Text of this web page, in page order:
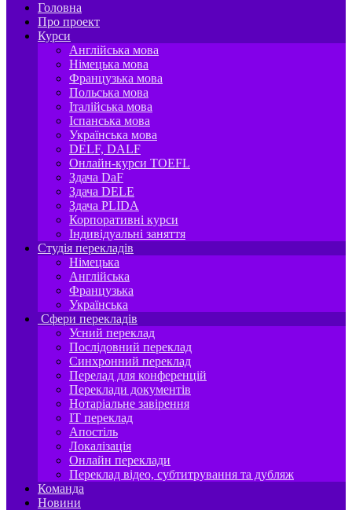
Головна
Про проект
Курси
Англійська мова
Німецька мова
Французька мова
Польська мова
Італійська мова
Іспанська мова
Українська мова
DELF, DALF
Онлайн-курси TOEFL
Здача DaF
Здача DELE
Здача PLIDA
Корпоративні курси
Індивідуальні заняття
Студія перекладів
Німецька
Англійська
Французька
Українська
Сфери перекладів
Усний переклад
Послідовний переклад
Синхронний переклад
Перелад для конференцій
Переклади документів
Нотаріальне завірення
IT переклад
Апостіль
Локалізація
Онлайн переклади
Переклад відео, субтитрування та дубляж
Команда
Новини